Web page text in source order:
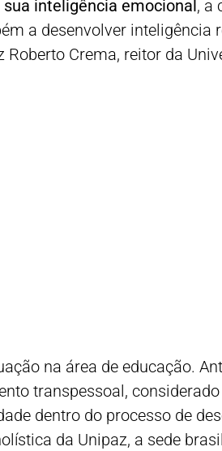
inteligência emocional, a
a desenvolver inteligência
Crema, reitor da
na área de educação.
transpessoal,
dentro do processo de
da Unipaz, a sede